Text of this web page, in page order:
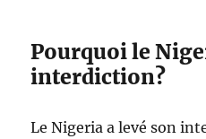
Pourquoi le
interdiction?
Le Nigeria a levé son